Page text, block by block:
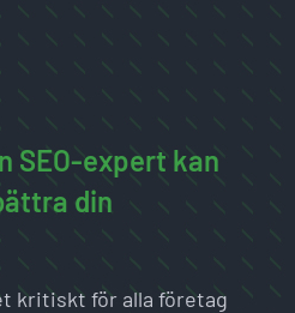
SEO-expert kan
din
kritiskt för alla företag